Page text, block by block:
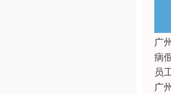
广
病
员
广